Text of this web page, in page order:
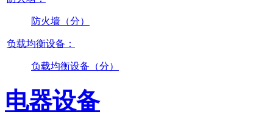
防火墙（分）
负载均衡设备：
负载均衡设备（分）
电器设备